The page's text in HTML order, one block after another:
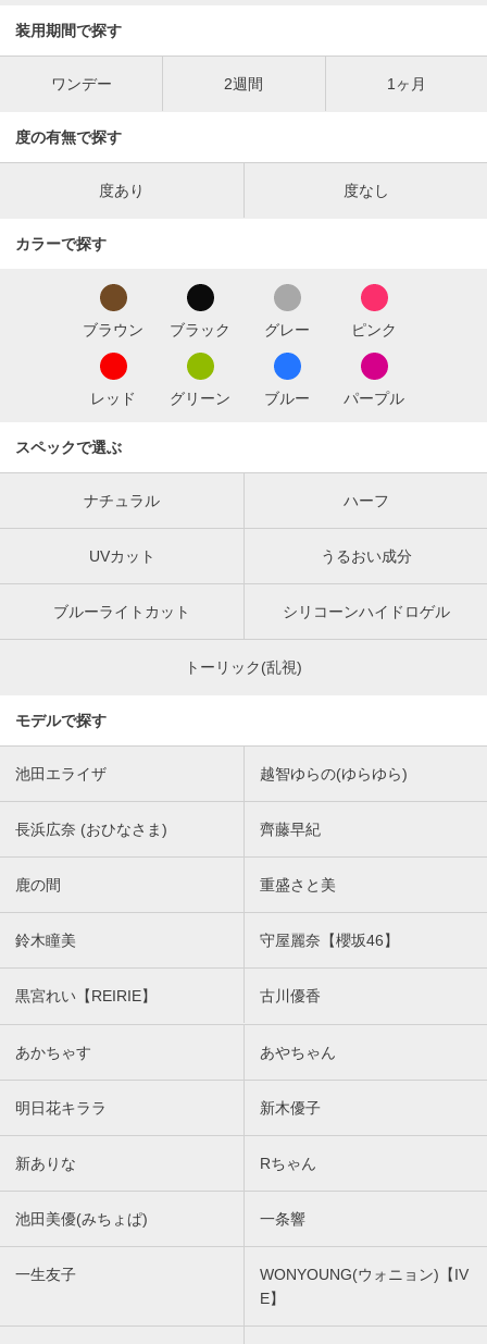
装用期間で探す
ワンデー 2週間 1ヶ月
度の有無で探す
度あり 度なし
カラーで探す
ブラウン ブラック グレー ピンク
レッド グリーン ブルー パープル
スペックで選ぶ
ナチュラル ハーフ
UVカット うるおい成分
ブルーライトカット シリコーンハイドロゲル
トーリック(乱視)
モデルで探す
池田エライザ 越智ゆらの(ゆらゆら)
長浜広奈 (おひなさま) 齊藤早紀
鹿の間 重盛さと美
鈴木瞳美 守屋麗奈【櫻坂46】
黒宮れい【REIRIE】 古川優香
あかちゃす あやちゃん
明日花キララ 新木優子
新ありな Rちゃん
池田美優(みちょぱ) 一条響
一生友子
WONYOUNG(ウォニョン)【IV
E】